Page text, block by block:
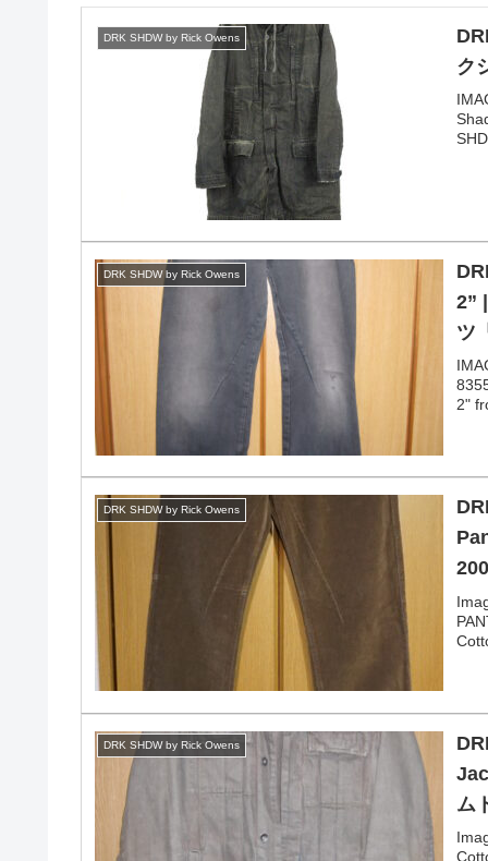
DRK SHDW by Rick Owens
ク
DRK SHDW by Rick Owens
2”
ツ
2"
DRK SHDW by Rick Owens
DRK SHDW by Rick Owens
ム